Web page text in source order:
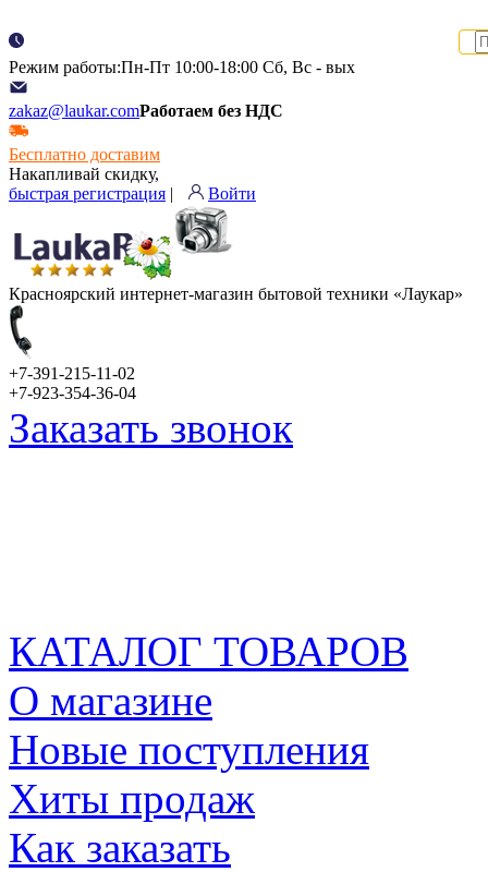
Режим работы:Пн-Пт 10:00-18:00 Сб, Вс - вых
zakaz@laukar.comРаботаем без НДС
Бесплатно доставим
Накапливай скидку,
быстрая регистрация | Войти
Красноярский интернет-магазин бытовой техники «Лаукар»
+7-391-215-11-02
+7-923-354-36-04
Заказать звонок
КАТАЛОГ ТОВАРОВ
О магазине
Новые поступления
Хиты продаж
Как заказать